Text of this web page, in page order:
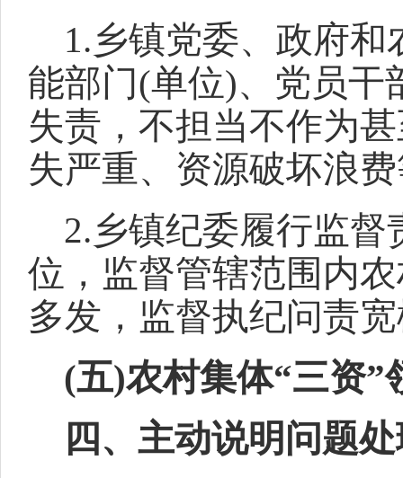
1.乡镇党委、政府
能部门(单位)、党员干
失责，不担当不作为
失严重、资源破坏浪
2.乡镇纪委履行监
位，监督管辖范围内
多发，监督执纪问责
(五)农村集体“三资”
四、主动说明问题